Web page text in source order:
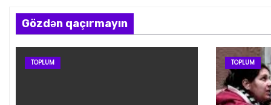
Gözdən qaçırmayın
TOPLUM TOPLUM